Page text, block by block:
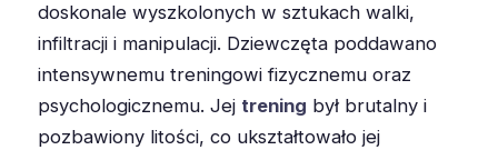
doskonale wyszkolonych w sztukach walki,
infiltracji i manipulacji. Dziewczęta poddawano
intensywnemu treningowi fizycznemu oraz
psychologicznemu. Jej trening był brutalny i
pozbawiony litości, co ukształtowało jej